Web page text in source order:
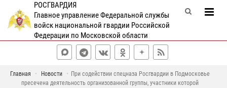
РОСГВАРДИЯ
Главное управление Федеральной службы
войск национальной гвардии Российской
Федерации по Московской области
Главная Новости
При содействии спецназа Росгвардии в Подмосковье
пресечена деятельность организованной группы, участники которой